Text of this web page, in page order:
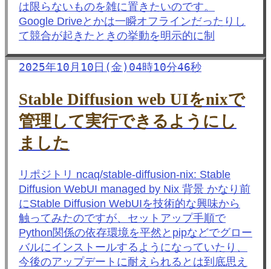
は限らないものを雑に置きたいのです。
Google Driveとかは一瞬オフラインだったりし
て競合が起きたときの挙動を明示的に制
2025年10月10日(金)04時10分46秒
Stable Diffusion web UIをnixで
管理して実行できるようにし
ました
リポジトリ ncaq/stable-diffusion-nix: Stable
Diffusion WebUI managed by Nix 背景 かなり前
にStable Diffusion WebUIを技術的な興味から
触ってみたのですが、セットアップ手順で
Python関係の依存環境を平然とpipなどでグロー
バルにインストールするようになっていたり、
今後のアップデートに耐えられるとは到底思え